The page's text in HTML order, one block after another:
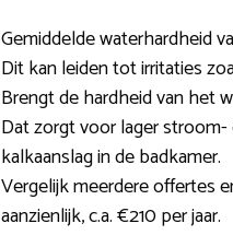
Gemiddelde waterhardheid
Dit kan leiden tot irritaties
Brengt de hardheid van het
Dat zorgt voor lager
kalkaanslag in de badkamer.
Vergelijk meerdere offertes
aanzienlijk, c.a. €210 per jaar.